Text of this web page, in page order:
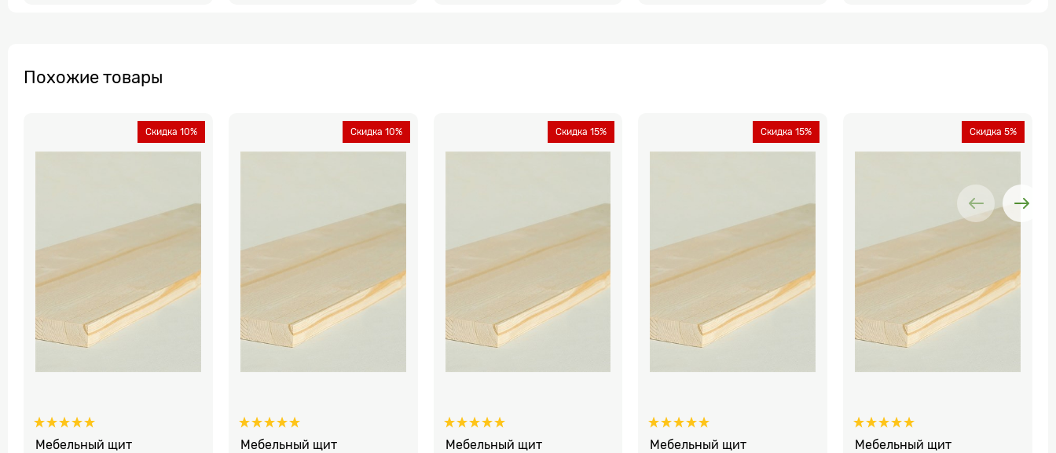
Похожие товары
Мебельный щит
Скидка 10%
Мебельный щит
Скидка 10%
Мебельный щит
Скидка 15%
Мебельный щит
Скидка 15%
Мебельный щит
Скидка 5%